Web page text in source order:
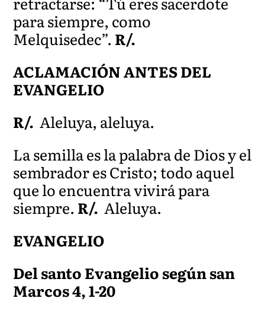
para siempre, como
Melquisedec”. R/.
ACLAMACIÓN ANTES DEL
EVANGELIO
R/. Aleluya, aleluya.
La semilla es la palabra de Dios y el
sembrador es Cristo; todo aquel
que lo encuentra vivirá para
siempre. R/. Aleluya.
EVANGELIO
Del santo Evangelio según san
Marcos 4, 1-20